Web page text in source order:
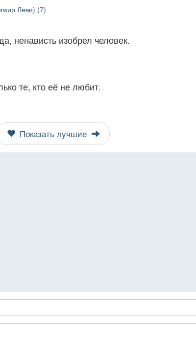
Леви) (7)
ненависть изобрел человек.
те, кто её не любит.
Показать лучшие